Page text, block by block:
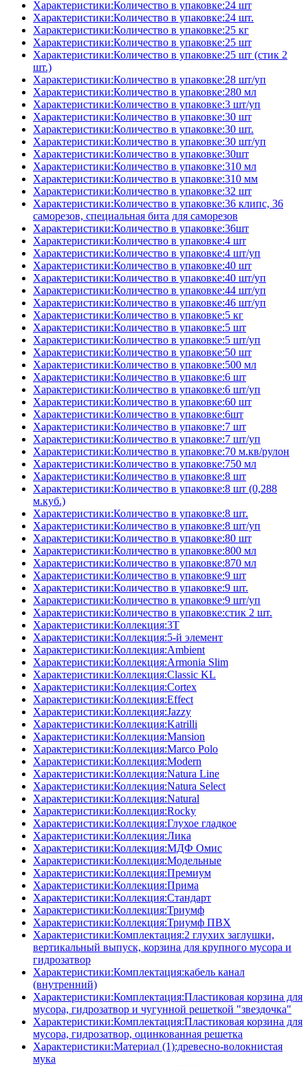
Характеристики:Количество в упаковке:24 шт
Характеристики:Количество в упаковке:24 шт.
Характеристики:Количество в упаковке:25 кг
Характеристики:Количество в упаковке:25 шт
Характеристики:Количество в упаковке:25 шт (стик 2
шт.)
Характеристики:Количество в упаковке:28 шт/уп
Характеристики:Количество в упаковке:280 мл
Характеристики:Количество в упаковке:3 шт/уп
Характеристики:Количество в упаковке:30 шт
Характеристики:Количество в упаковке:30 шт.
Характеристики:Количество в упаковке:30 шт/уп
Характеристики:Количество в упаковке:30шт
Характеристики:Количество в упаковке:310 мл
Характеристики:Количество в упаковке:310 мм
Характеристики:Количество в упаковке:32 шт
Характеристики:Количество в упаковке:36 клипс, 36
саморезов, специальная бита для саморезов
Характеристики:Количество в упаковке:36шт
Характеристики:Количество в упаковке:4 шт
Характеристики:Количество в упаковке:4 шт/уп
Характеристики:Количество в упаковке:40 шт
Характеристики:Количество в упаковке:40 шт/уп
Характеристики:Количество в упаковке:44 шт/уп
Характеристики:Количество в упаковке:46 шт/уп
Характеристики:Количество в упаковке:5 кг
Характеристики:Количество в упаковке:5 шт
Характеристики:Количество в упаковке:5 шт/уп
Характеристики:Количество в упаковке:50 шт
Характеристики:Количество в упаковке:500 мл
Характеристики:Количество в упаковке:6 шт
Характеристики:Количество в упаковке:6 шт/уп
Характеристики:Количество в упаковке:60 шт
Характеристики:Количество в упаковке:6шт
Характеристики:Количество в упаковке:7 шт
Характеристики:Количество в упаковке:7 шт/уп
Характеристики:Количество в упаковке:70 м.кв/рулон
Характеристики:Количество в упаковке:750 мл
Характеристики:Количество в упаковке:8 шт
Характеристики:Количество в упаковке:8 шт (0,288
м.куб.)
Характеристики:Количество в упаковке:8 шт.
Характеристики:Количество в упаковке:8 шт/уп
Характеристики:Количество в упаковке:80 шт
Характеристики:Количество в упаковке:800 мл
Характеристики:Количество в упаковке:870 мл
Характеристики:Количество в упаковке:9 шт
Характеристики:Количество в упаковке:9 шт.
Характеристики:Количество в упаковке:9 шт/уп
Характеристики:Количество в упаковке:стик 2 шт.
Характеристики:Коллекция:3T
Характеристики:Коллекция:5-й элемент
Характеристики:Коллекция:Ambient
Характеристики:Коллекция:Armonia Slim
Характеристики:Коллекция:Classic KL
Характеристики:Коллекция:Cortex
Характеристики:Коллекция:Effect
Характеристики:Коллекция:Jazzy
Характеристики:Коллекция:Katrilli
Характеристики:Коллекция:Mansion
Характеристики:Коллекция:Marco Polo
Характеристики:Коллекция:Modern
Характеристики:Коллекция:Natura Line
Характеристики:Коллекция:Natura Select
Характеристики:Коллекция:Natural
Характеристики:Коллекция:Rocky
Характеристики:Коллекция:Глухое гладкое
Характеристики:Коллекция:Лика
Характеристики:Коллекция:МДФ Омис
Характеристики:Коллекция:Модельные
Характеристики:Коллекция:Премиум
Характеристики:Коллекция:Прима
Характеристики:Коллекция:Стандарт
Характеристики:Коллекция:Триумф
Характеристики:Коллекция:Триумф ПВХ
Характеристики:Комплектация:2 глухих заглушки,
вертикальный выпуск, корзина для крупного мусора и
гидрозатвор
Характеристики:Комплектация:кабель канал
(внутренний)
Характеристики:Комплектация:Пластиковая корзина для
мусора, гидрозатвор и чугунной решеткой "звездочка"
Характеристики:Комплектация:Пластиковая корзина для
мусора, гидрозатвор, оцинкованная решетка
Характеристики:Материал (1):древесно-волокнистая
мука